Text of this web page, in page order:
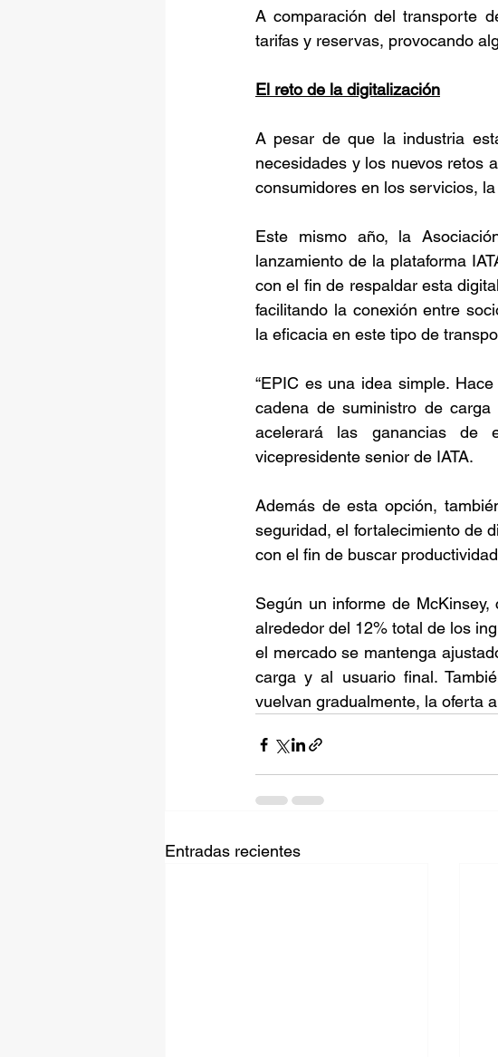
A comparación del transporte
tarifas y reservas, provocando
El reto de la digitalización
A pesar de que la industria
necesidades y los nuevos retos
consumidores en los servicios,
Este mismo año, la
lanzamiento de la plataforma
con el fin de respaldar esta
facilitando la conexión entre
la eficacia en este tipo de
“EPIC es una idea simple.
cadena de suministro de
acelerará las ganancias de
vicepresidente senior de IATA.
Además de esta opción,
seguridad, el fortalecimiento de
con el fin de buscar
Según un informe de
alrededor del 12% total de los
el mercado se mantenga
carga y al usuario final.
vuelvan gradualmente, la oferta
Entradas recientes